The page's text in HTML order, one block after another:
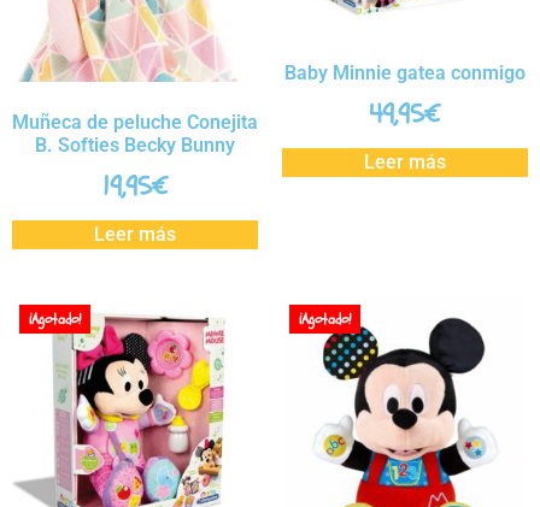
Muñeca de peluche Conejita
B. Softies Becky Bunny
19,95€
Leer más
Baby Minnie gatea conmigo
49,95€
Leer más
¡Agotado! ¡Agotado!